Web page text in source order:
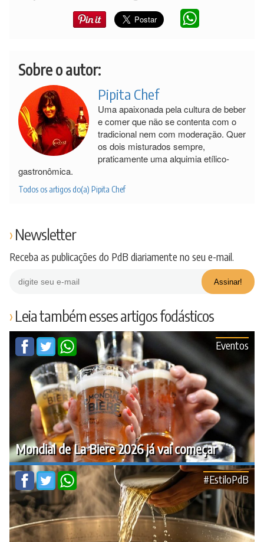
Sobre o autor:
Pipita Chef
Uma apaixonada pela cultura de beber
e comer que não se contenta com o
tradicional nem com moderação. Quer
os dois misturados sempre,
praticamente uma alquimia etílico-
gastronômica.
Todos os artigos do(a) Pipita Chef
Newsletter
Receba as publicações do PdB diariamente no seu e-mail.
Leia também esses artigos fodásticos
Mondial de La Biere 2026 já vai começar
Eventos
#EstiloPdB